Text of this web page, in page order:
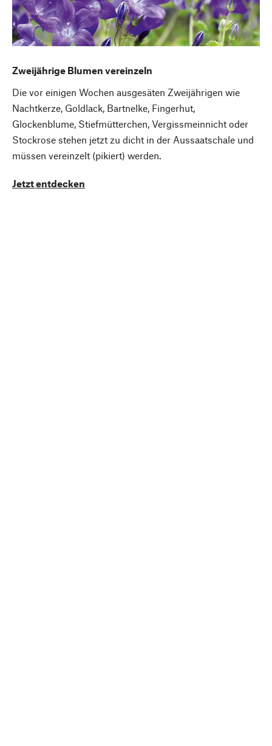
Zweijährige Blumen vereinzeln
Die vor einigen Wochen ausgesäten Zweijährigen wie
Nachtkerze, Goldlack, Bartnelke, Fingerhut,
Glockenblume, Stiefmütterchen, Vergissmeinnicht oder
Stockrose stehen jetzt zu dicht in der Aussaatschale und
müssen vereinzelt (pikiert) werden.
Jetzt entdecken